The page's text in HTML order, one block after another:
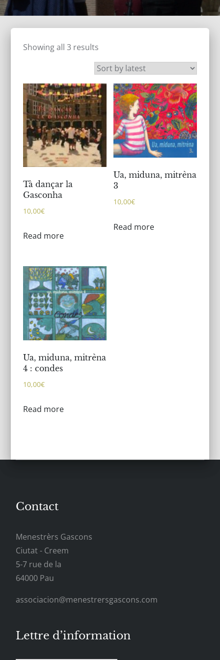
Showing all 3 results
Tà dançar la
Gasconha
10,00€
Read more
Ua, miduna, mitrèna
3
10,00€
Read more
Ua, miduna, mitrèna
4 : condes
10,00€
Read more
Contact
Menestrèrs Gascons
Ciutat - Creem
5-7 rue de la
64000 Pau
associacion@menestrersgascons.com
Lettre d’information